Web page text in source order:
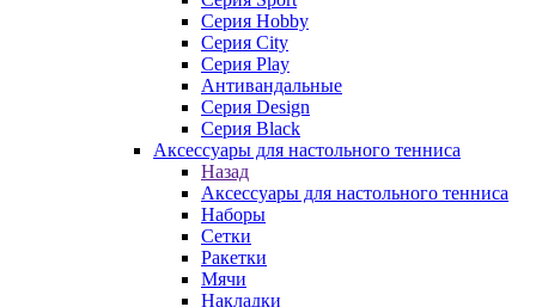
Серия Hobby
Серия City
Серия Play
Антивандальные
Серия Design
Серия Black
Аксессуары для настольного тенниса
Назад
Аксессуары для настольного тенниса
Наборы
Сетки
Ракетки
Мячи
Накладки